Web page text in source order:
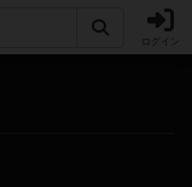
ログイン